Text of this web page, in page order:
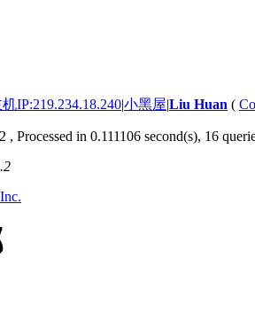
IP:219.234.18.240|小黑屋|Liu Huan (
, Processed in 0.111106 second(s), 16